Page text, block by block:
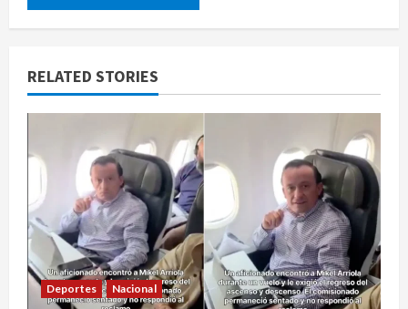
RELATED STORIES
Deportes Nacional